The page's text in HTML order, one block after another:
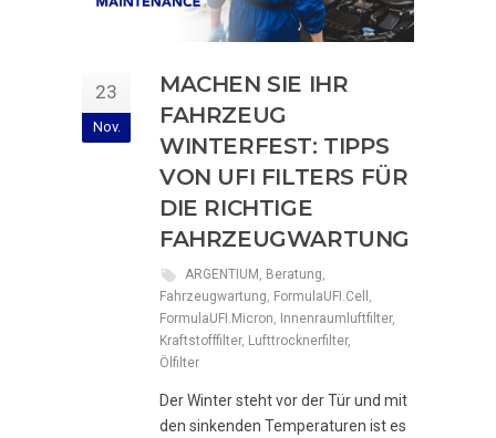
23
Nov.
MACHEN SIE IHR
FAHRZEUG
WINTERFEST: TIPPS
VON UFI FILTERS FÜR
DIE RICHTIGE
FAHRZEUGWARTUNG
ARGENTIUM Beratung
Fahrzeugwartung FormulaUFI.Cell
FormulaUFI.Micron Innenraumluftfilter,
Kraftstofffilter, Lufttrocknerfilter,
Ölfilter
Der Winter steht vor der Tür und mit
den sinkenden Temperaturen ist es